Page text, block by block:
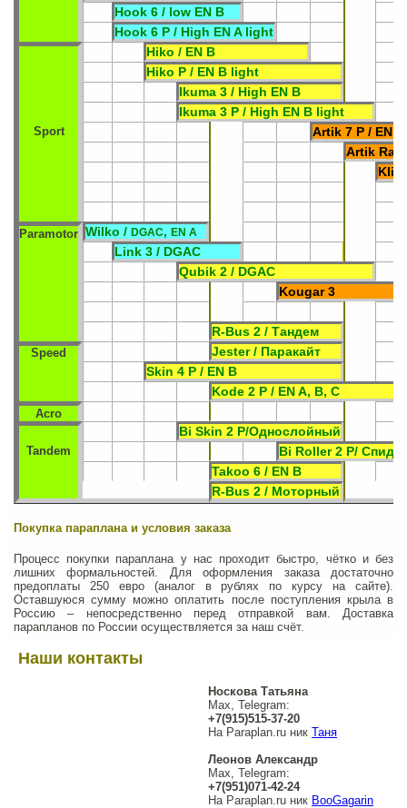
Hook 6 / low EN B
Hook 6 P / High EN A light
Hiko / EN B
Hiko P / EN B light
Ikuma 3 / High EN B
Ikuma 3 P / High EN B light
Sport
Artik 7 P / EN
Artik
Paramotor Wilko / DGAC, EN A
Link 3 / DGAC
Qubik 2 / DGAC
Kougar 3
R-Bus 2 / Тандем
Speed
Jester / Паракайт
Skin 4 P / EN B
Kode 2 P / EN A, B, C
Acro
Bi Skin 2 P/Однослойный
Tandem
Bi Roller 2 P/
Takoo 6 / EN B
R-Bus 2 / Моторный
Покупка параплана и условия заказа
Процесс покупки параплана у нас проходит быстро, чётко и без
лишних формальностей. Для оформления заказа достаточно
предоплаты 250 евро (аналог в рублях по курсу на сайте).
Оставшуюся сумму можно оплатить после поступления крыла в
Россию – непосредственно перед отправкой вам. Доставка
парапланов по России осуществляется за наш счёт.
Наши контакты
Носкова Татьяна
Max, Telegram:
+7(915)515-37-20
На Paraplan.ru ник Таня
Леонов Александр
Max, Telegram:
+7(951)071-42-24
На Paraplan.ru ник BooGagarin